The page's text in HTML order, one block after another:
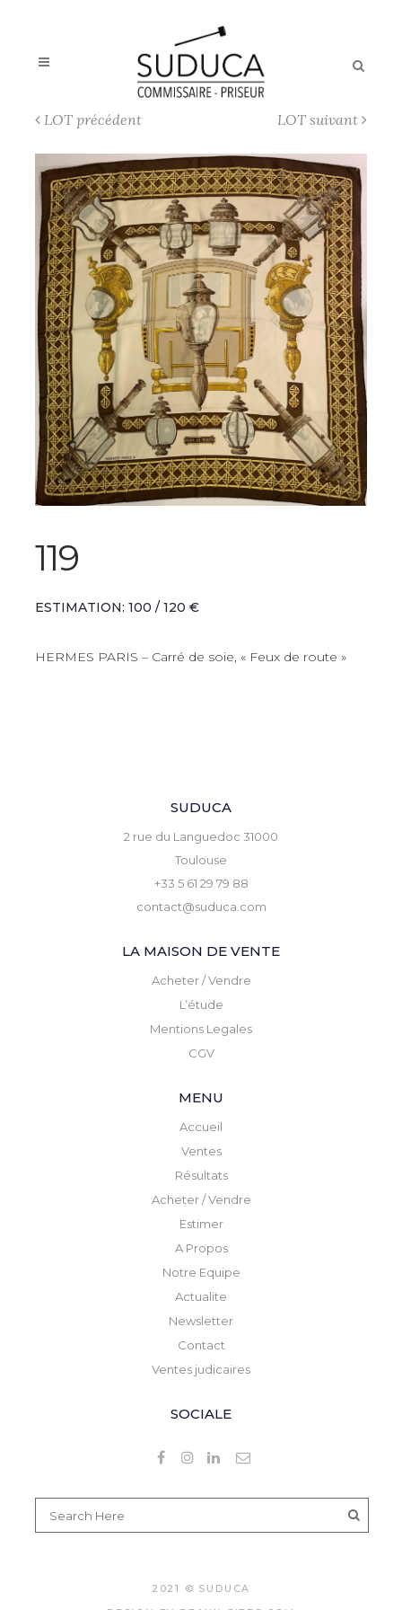
LOT précédent LOT suivant
119
ESTIMATION: 100 / 120 €
HERMES PARIS – Carré de soie, « Feux de route »
SUDUCA
2 rue du Languedoc 31000
Toulouse
+33 5 61 29 79 88
contact@suduca.com
LA MAISON DE VENTE
Acheter / Vendre
L’étude
Mentions Legales
CGV
MENU
Accueil
Ventes
Résultats
Acheter / Vendre
Estimer
A Propos
Notre Equipe
Actualite
Newsletter
Contact
Ventes judicaires
SOCIALE
2021 © SUDUCA